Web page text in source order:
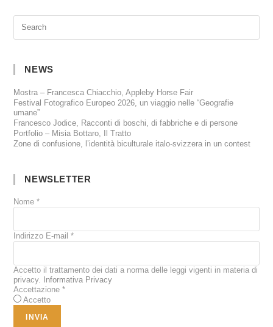
NEWS
Mostra – Francesca Chiacchio, Appleby Horse Fair
Festival Fotografico Europeo 2026, un viaggio nelle “Geografie
umane”
Francesco Jodice, Racconti di boschi, di fabbriche e di persone
Portfolio – Misia Bottaro, Il Tratto
Zone di confusione, l’identità biculturale italo-svizzera in un contest
NEWSLETTER
Nome*
Indirizzo E-mail*
Accetto il trattamento dei dati a norma delle leggi vigenti in materia di
privacy.
Informativa Privacy
Accettazione*
Accetto